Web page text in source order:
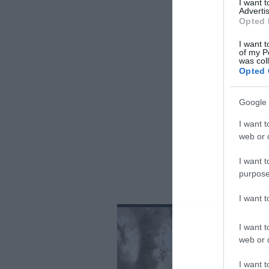
I want
Opted
I want
of my
was
Opted
Google
I want
web or
I want
I want
I want
web or
I want